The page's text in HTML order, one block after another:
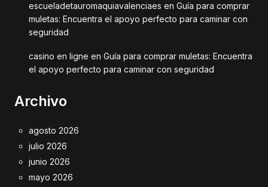
escueladetauromaquiavalenciaes en Guía para comprar
muletas: Encuentra el apoyo perfecto para caminar con
seguridad
casino en ligne en Guía para comprar muletas: Encuentra
el apoyo perfecto para caminar con seguridad
Archivo
agosto 2026
julio 2026
junio 2026
mayo 2026